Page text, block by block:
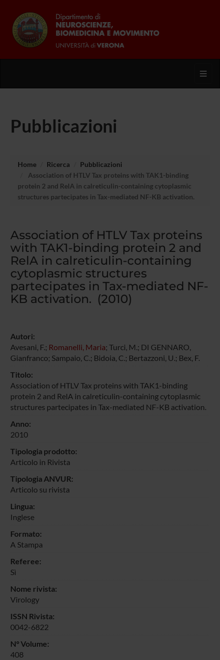
Pubblicazioni
Home Ricerca
Pubblicazioni
Association of HTLV Tax proteins with TAK1-binding
protein 2 and RelA in calreticulin-containing cytoplasmic
structures partecipates in Tax-mediated NF-KB activation.
Association of HTLV Tax proteins
with TAK1-binding protein 2 and
RelA in calreticulin-containing
cytoplasmic structures
partecipates in Tax-mediated NF-
KB activation. (2010)
Autori:
Avesani, F.; Romanelli, Maria; Turci, M.; DI GENNARO,
Gianfranco; Sampaio, C.; Bidoia, C.; Bertazzoni, U.; Bex, F.
Titolo:
Association of HTLV Tax proteins with TAK1-binding
protein 2 and RelA in calreticulin-containing cytoplasmic
structures partecipates in Tax-mediated NF-KB activation.
Anno:
2010
Tipologia prodotto:
Articolo in Rivista
Tipologia ANVUR:
Articolo su rivista
Lingua:
Inglese
Formato:
A Stampa
Referee:
Sì
Nome rivista:
Virology
ISSN Rivista:
0042-6822
N° Volume:
408